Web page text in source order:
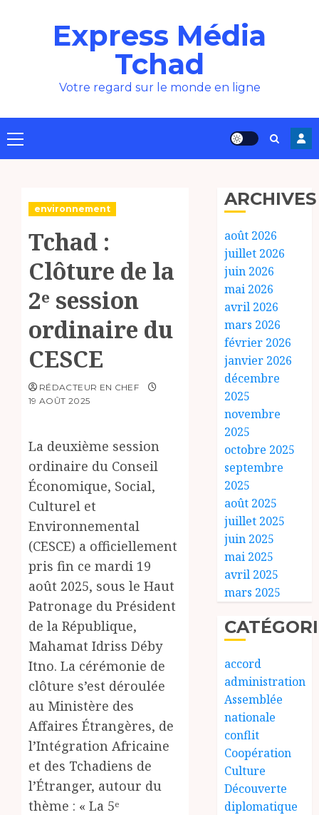
Express Média
Tchad
Votre regard sur le monde en ligne
Menu
principal
environnement
Tchad :
Clôture de la
2ᵉ session
ordinaire du
CESCE
RÉDACTEUR EN CHEF
19 AOÛT 2025
La deuxième session
ordinaire du Conseil
Économique, Social,
Culturel et
Environnemental
(CESCE) a officiellement
pris fin ce mardi 19
août 2025, sous le Haut
Patronage du Président
de la République,
Mahamat Idriss Déby
Itno. La cérémonie de
clôture s’est déroulée
au Ministère des
Affaires Étrangères, de
l’Intégration Africaine
et des Tchadiens de
l’Étranger, autour du
thème : « La 5ᵉ
ARCHIVES
août 2026
juillet 2026
juin 2026
mai 2026
avril 2026
mars 2026
février 2026
janvier 2026
décembre
2025
novembre
2025
octobre 2025
septembre
2025
août 2025
juillet 2025
juin 2025
mai 2025
avril 2025
mars 2025
accord
administration
Assemblée
nationale
conflit
Coopération
Culture
Découverte
diplomatique